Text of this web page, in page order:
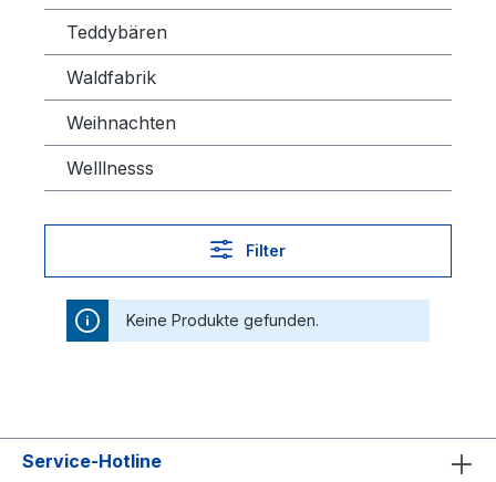
Teddybären
Waldfabrik
Weihnachten
Welllnesss
Filter
Keine Produkte gefunden.
Service-Hotline